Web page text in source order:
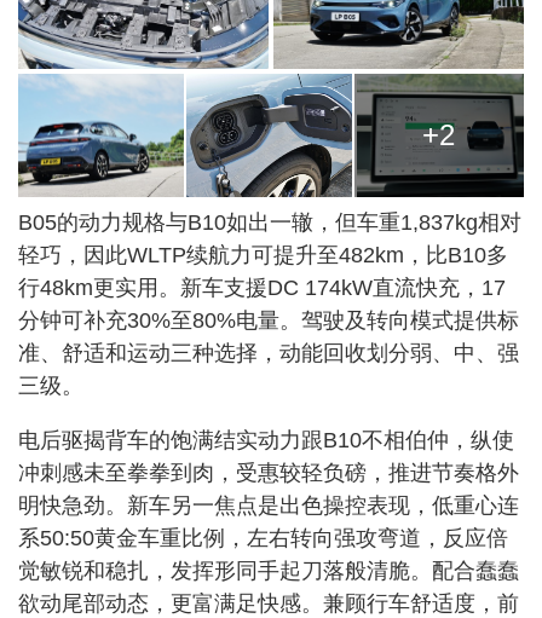
+2
B05的动力规格与B10如出一辙，但车重1,837kg相对
轻巧，因此WLTP续航力可提升至482km，比B10多
行48km更实用。新车支援DC 174kW直流快充，17
分钟可补充30%至80%电量。驾驶及转向模式提供标
准、舒适和运动三种选择，动能回收划分弱、中、强
三级。
电后驱揭背车的饱满结实动力跟B10不相伯仲，纵使
冲刺感未至拳拳到肉，受惠较轻负磅，推进节奏格外
明快急劲。新车另一焦点是出色操控表现，低重心连
系50:50黄金车重比例，左右转向强攻弯道，反应倍
觉敏锐和稳扎，发挥形同手起刀落般清脆。配合蠢蠢
欲动尾部动态，更富满足快感。兼顾行车舒适度，前